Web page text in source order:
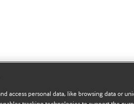
access personal data, like browsing data or